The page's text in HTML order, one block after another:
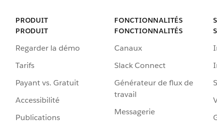
PRODUIT
PRODUIT
Regarder la démo
Tarifs
Payant vs. Gratuit
Accessibilité
Publications
FONCTIONNALITÉS
FONCTIONNALITÉS
Canaux
Slack Connect
Générateur de flux de
travail
Messagerie